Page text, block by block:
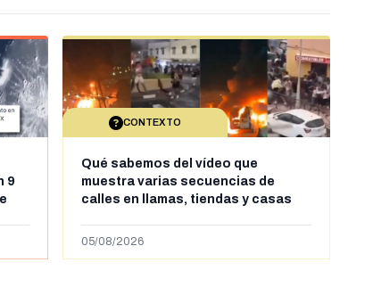
9
CONTEXTO
Qué sabemos del vídeo que
muestra varias secuencias de
calles en llamas, tiendas y casas
supuestamente en España tras la
05/08/2026